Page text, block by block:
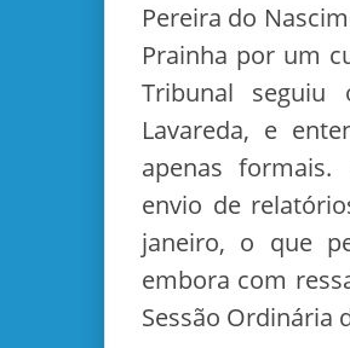
Pereira do
Prainha por um
Tribunal
Lavareda, e
apenas formais.
envio de
janeiro, o que
embora com
Sessão Ordinária